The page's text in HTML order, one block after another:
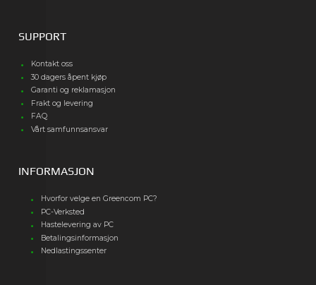
SUPPORT
Kontakt oss
30 dagers åpent kjøp
Garanti og reklamasjon
Frakt og levering
FAQ
Vårt samfunnsansvar
INFORMASJON
Hvorfor velge en Greencom PC?
PC-Verksted
Hastelevering av PC
Betalingsinformasjon
Nedlastingssenter